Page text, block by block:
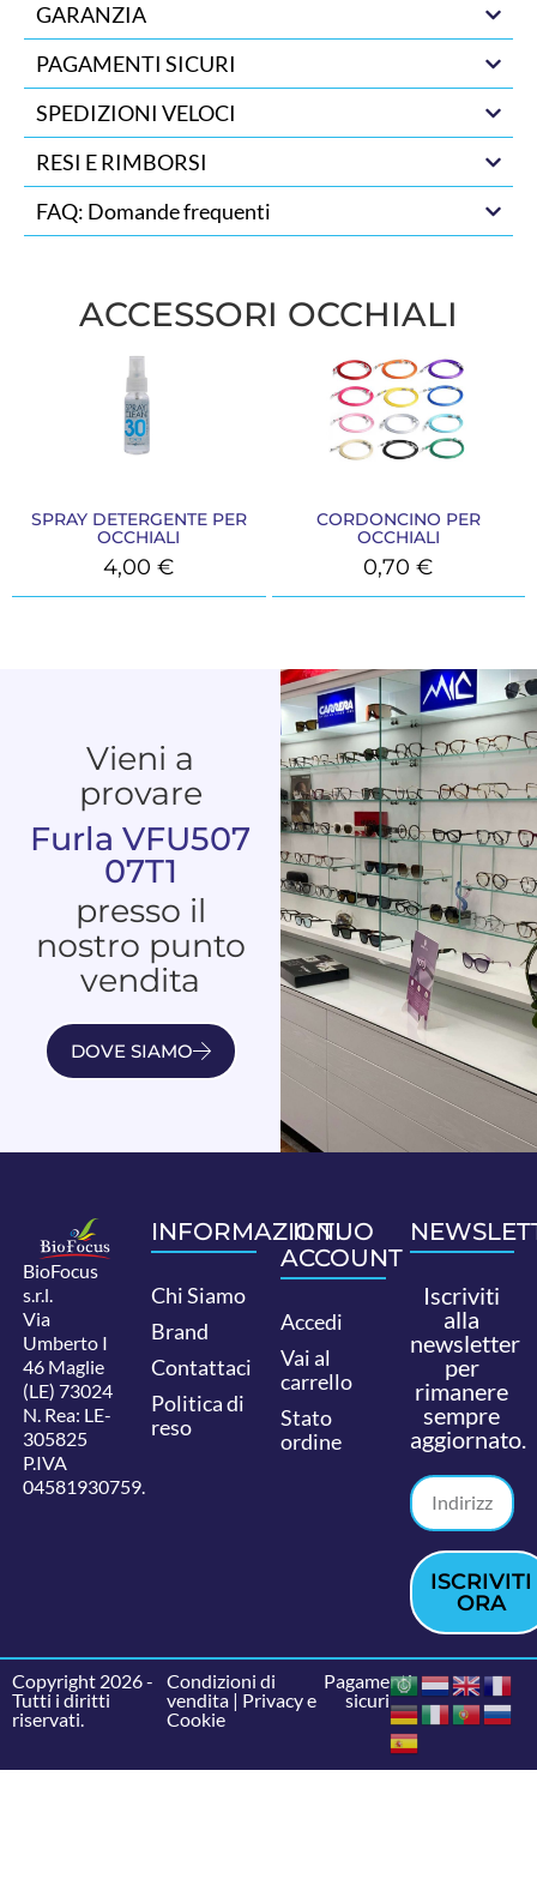
GARANZIA
PAGAMENTI SICURI
SPEDIZIONI VELOCI
RESI E RIMBORSI
FAQ: Domande frequenti
ACCESSORI OCCHIALI
SPRAY DETERGENTE PER
OCCHIALI
4,00€
CORDONCINO PER
OCCHIALI
0,70€
Vieni a
provare
Furla VFU507
07T1
presso il
nostro punto
vendita
DOVE SIAMO
BioFocus
s.r.l.
Via
Umberto I
46 Maglie
(LE) 73024
N. Rea: LE-
305825
P.IVA
04581930759.
INFORMAZIONI
Chi Siamo
Brand
Contattaci
Politica di
reso
IL TUO
ACCOUNT
Accedi
Vai al
carrello
Stato
ordine
Iscriviti
alla
newsletter
per
rimanere
sempre
aggiornato.
ISCRIVITI
ORA
Copyright 2026 -
Tutti i diritti
riservati.
Condizioni di
vendita| Privacy e
Cookie
Pagamenti
sicuri